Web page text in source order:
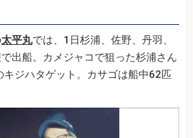
太平丸では、1日杉浦、佐野、丹羽、
出船。カメジャコで狙った杉浦さん
ジハタゲット。カサゴは船中62匹